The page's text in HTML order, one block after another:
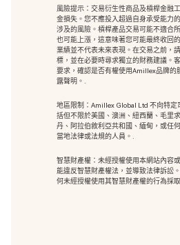
風險提示：交易衍生性商品及槓桿金融
金損失。您不應投入超過自身承受能力
涉及的風險。槓桿產品交易可能不適合
也可能上漲，這意味著您可能最終收回
業績並不代表未來表現。在交易之前，
標，並在必要時尋求獨立的財務建議。
要求，確認是否有權使用Amillex品牌的
露聲明。.
地區限制：Amillex Global Ltd 不向特定
括但不限於美國、澳洲、紐西蘭、毛里
丹、阿拉伯敘利亞共和國、緬甸，或任
當地法律或法規的人員。.
智慧財產權：未經授權使用本網站內容
能違反智慧財產權法，並導致法律訴訟
何未經授權使用其智慧財產權的行為採